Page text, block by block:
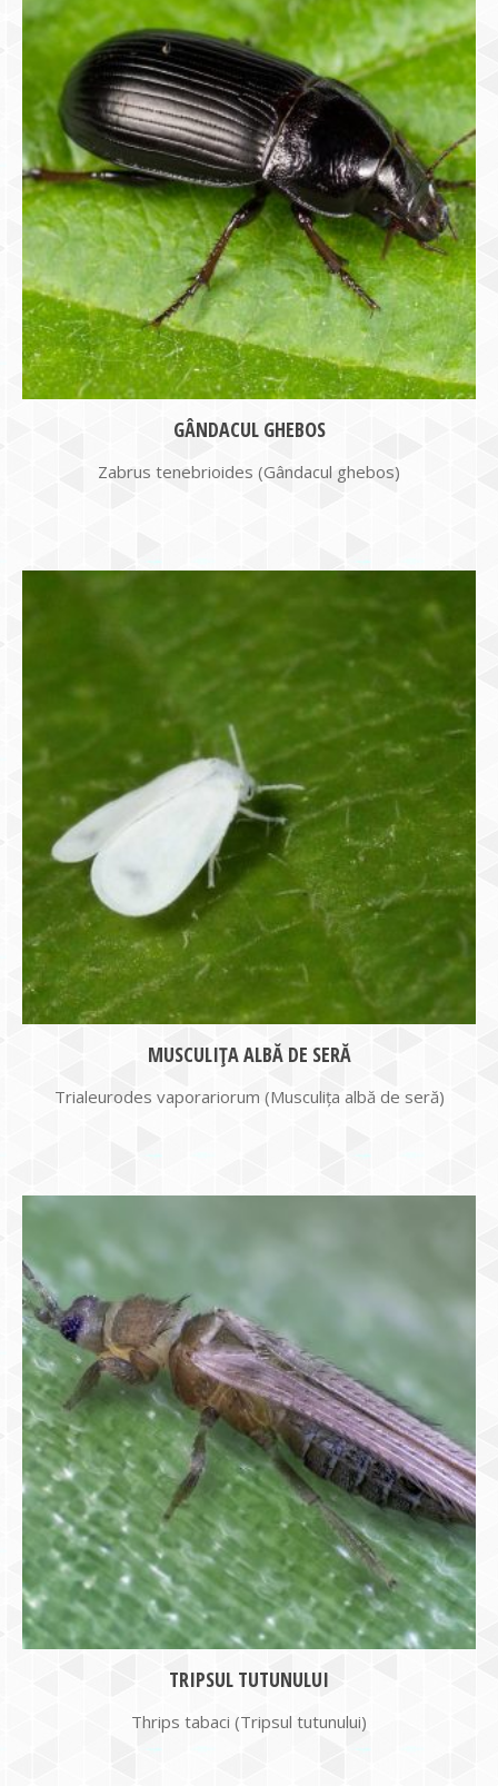
GÂNDACUL GHEBOS
Zabrus tenebrioides (Gândacul ghebos)
MUSCULIŢA ALBĂ DE SERĂ
Trialeurodes vaporariorum (Musculiţa albă de seră)
TRIPSUL TUTUNULUI
Thrips tabaci (Tripsul tutunului)